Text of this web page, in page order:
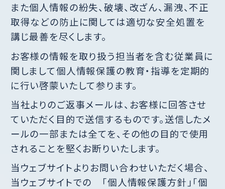
計測器
カタログダウンロード
資料請求
データで見るテクノ矢崎
社員インタビュー
福利厚生
募集要項
採用エントリー
代表メッセージ
会社概要 / 拠点一覧
環境への取り組み
決算公告
沿革
関連サイトリンク
また個人情報の紛失、破壊、改ざん、漏洩、不正
取得などの防止に関しては適切な安全処置を
講じ最善を尽くします。
お客様の情報を取り扱う担当者を含む従業員に
関しまして個人情報保護の教育・指導を定期的
に行い啓蒙いたして参ります。
当社よりのご返事メールは、お客様に回答させ
ていただく目的で送信するものです。送信したメ
ールの一部または全てを、その他の目的で使用
されることを堅くお断りいたします。
当ウェブサイトよりお問い合わせいただく場合、
当ウェブサイトでの 「個人情報保護方針」「個